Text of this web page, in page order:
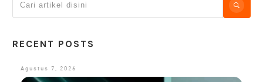
RECENT POSTS
Agustus 7, 2026